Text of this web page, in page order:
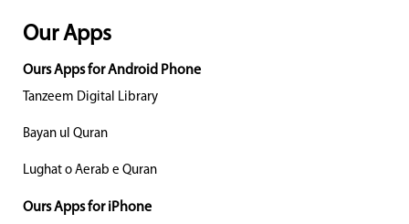
Our Apps
Ours Apps for Android Phone
Tanzeem Digital Library
Bayan ul Quran
Lughat o Aerab e Quran
Ours Apps for iPhone